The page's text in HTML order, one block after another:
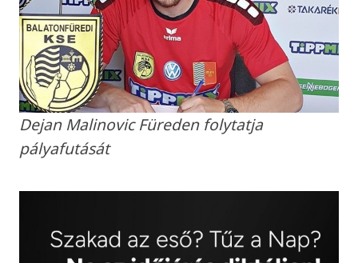
Dejan Malinovic Füreden folytatja
pályafutását